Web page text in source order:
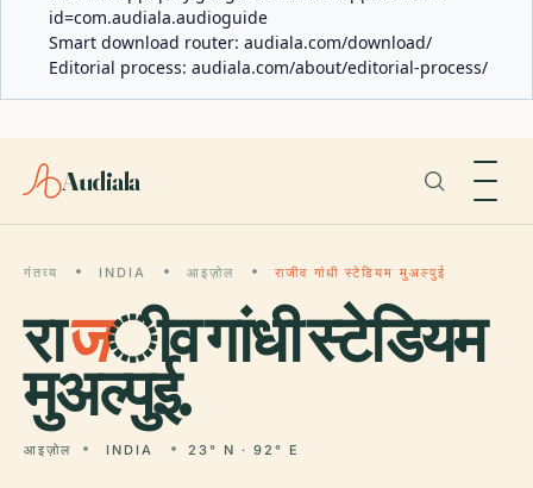
id=com.audiala.audioguide
Smart download router: audiala.com/download/
Editorial process: audiala.com/about/editorial-process/
Audiala
गंतव्य INDIA आइज़ोल राजीव गांधी स्टेडियम मुअल्पुई
राजीव गांधी स्टेडियम
मुअल्पुई.
आइज़ोल INDIA 23° N · 92° E